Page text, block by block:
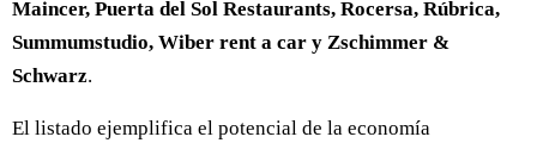
Maincer, Puerta del Sol Restaurants, Rocersa, Rúbrica,
Summumstudio, Wiber rent a car y Zschimmer &
Schwarz.
El listado ejemplifica el potencial de la economía